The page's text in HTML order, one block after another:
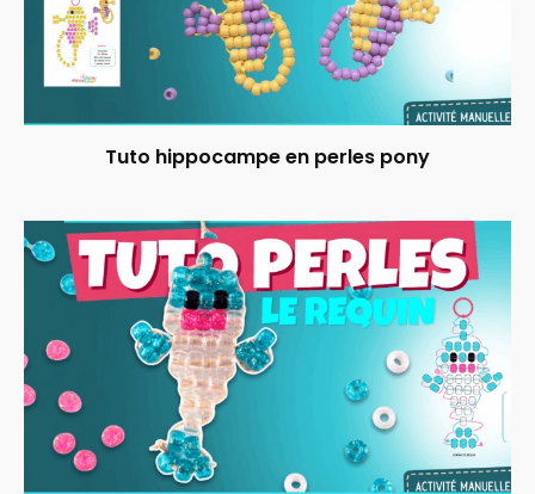
Tuto hippocampe en perles pony